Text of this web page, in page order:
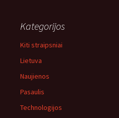
Kategorijos
Kiti straipsniai
Lietuva
Naujienos
Pasaulis
Technologijos